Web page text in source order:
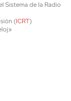
Sistema de la Radio
(ICRT)